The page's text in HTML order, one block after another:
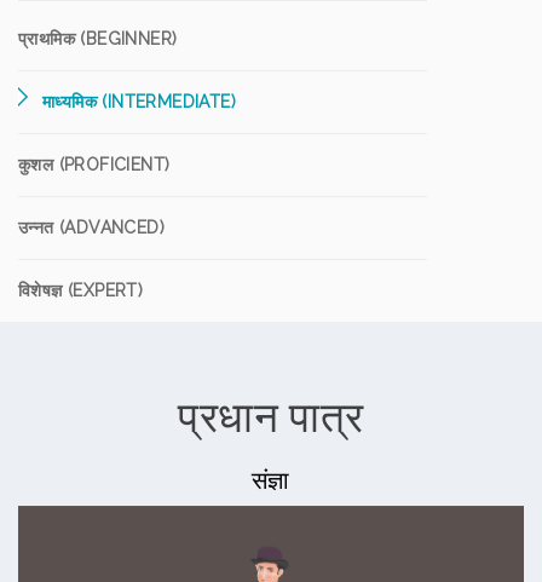
प्राथमिक (BEGINNER)
माध्यमिक (INTERMEDIATE)
कुशल (PROFICIENT)
उन्नत (ADVANCED)
विशेषज्ञ (EXPERT)
प्रधान पात्र
संज्ञा